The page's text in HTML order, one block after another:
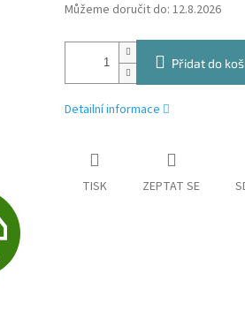
Z
D
Můžeme doručit do: 12.8.2026
Přidat do
Detailní informace
TISK ZEPTAT SE